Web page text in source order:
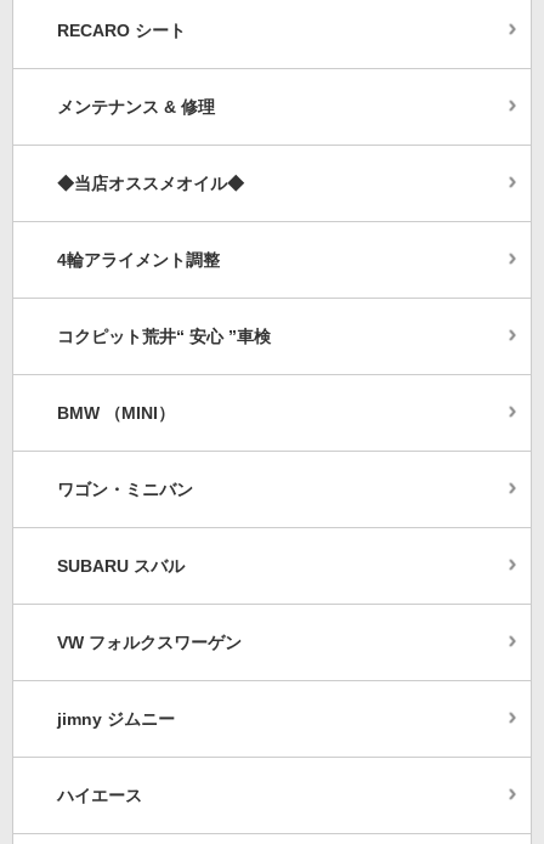
RECARO シート
メンテナンス & 修理
◆当店オススメオイル◆
4輪アライメント調整
コクピット荒井“ 安心 ”車検
BMW （MINI）
ワゴン・ミニバン
SUBARU スバル
VW フォルクスワーゲン
jimny ジムニー
ハイエース